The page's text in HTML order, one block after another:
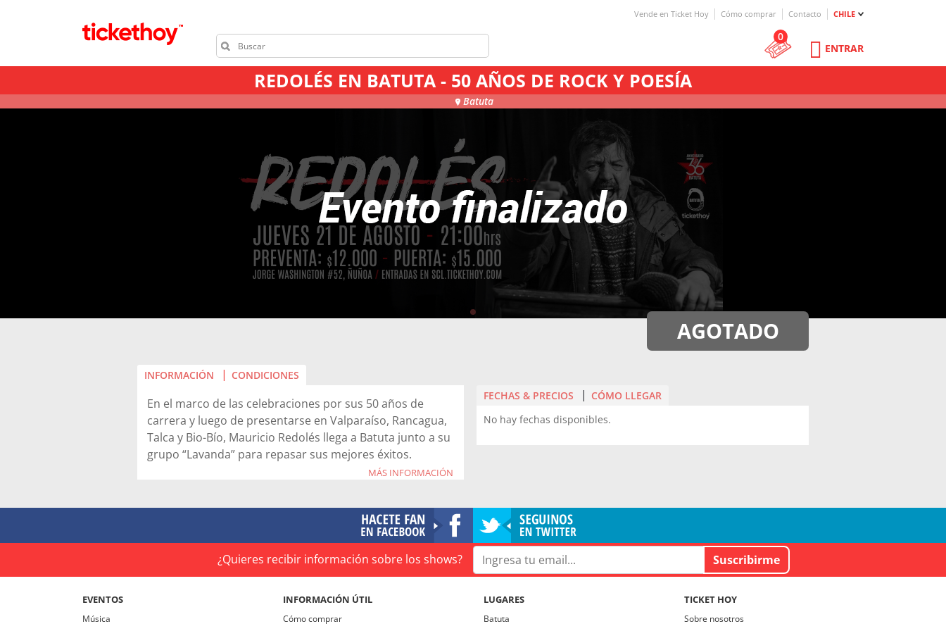
Vende en Ticket Hoy Cómo comprar Contacto CHILE
0
ENTRAR
REDOLÉS EN BATUTA - 50 AÑOS DE ROCK Y POESÍA
Batuta
AGOTADO
INFORMACIÓN CONDICIONES
En el marco de las celebraciones por sus 50 años de
carrera y luego de presentarse en Valparaíso, Rancagua,
Talca y Bio-Bío, Mauricio Redolés llega a Batuta junto a su
grupo “Lavanda” para repasar sus mejores éxitos.
de Santiago”, “Química”, “Eh rica” y “¿quién mató a
Gaete?” en una noche única e irrepetible junto a uno de
los Prócer del Rock chileno, quién además fue el ganador
al “Premio de la Música Nacional”.
MÁS INFORMACIÓN
FECHAS & PRECIOS
CÓMO LLEGAR
No hay fechas disponibles.
¿Quieres recibir información sobre los shows?
EVENTOS
Música
INFORMACIÓN ÚTIL
Cómo comprar
LUGARES
Batuta
TICKET HOY
Sobre nosotros